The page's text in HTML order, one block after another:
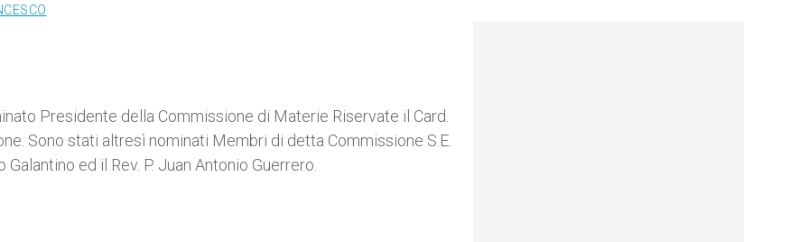
Presidente della Commissione di Materie Riservate il Card.
Sono stati altresì nominati Membri di detta Commissione S.E.
ed il Rev. P. Juan Antonio Guerrero.